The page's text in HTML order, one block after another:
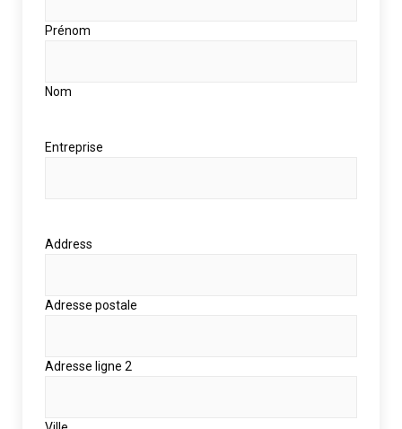
Prénom
Nom
Entreprise
Address
Adresse postale
Adresse ligne 2